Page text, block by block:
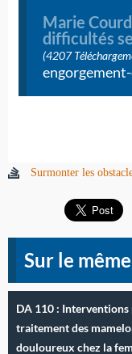
Marie
difficultés
(4207
Surmonter les
Sur le
DA 110 : Interventions
traitement des
douloureux chez la